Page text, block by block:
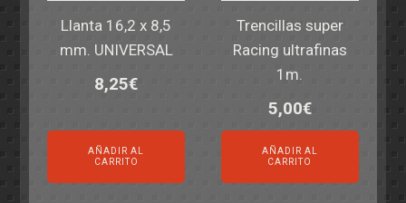
Llanta 16,2 x 8,5
mm. UNIVERSAL
8,25€
AÑADIR AL
CARRITO
Trencillas super
Racing ultrafinas
1m.
5,00€
AÑADIR AL
CARRITO